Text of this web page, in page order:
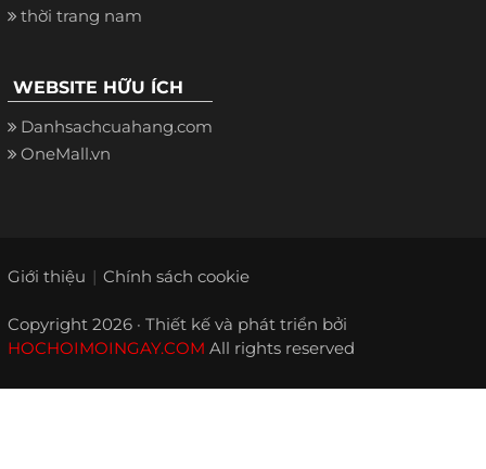
thời trang nam
WEBSITE HỮU ÍCH
Danhsachcuahang.com
OneMall.vn
Giới thiệu Chính sách cookie
Copyright 2026 · Thiết kế và phát triển bởi
HOCHOIMOINGAY.COM All rights reserved